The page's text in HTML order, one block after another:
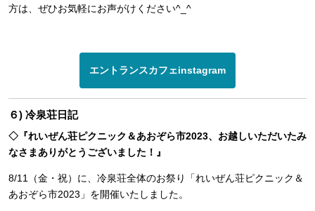
方は、ぜひお気軽にお声がけください^_^
エントランスカフェinstagram
６) 冷泉荘日記
◇『れいぜん荘ピクニック＆あおぞら市2023、お越しいただいたみ
なさまありがとうございました！』
8/11（金・祝）に、冷泉荘全体のお祭り「れいぜん荘ピクニック＆
あおぞら市2023」を開催いたしました。